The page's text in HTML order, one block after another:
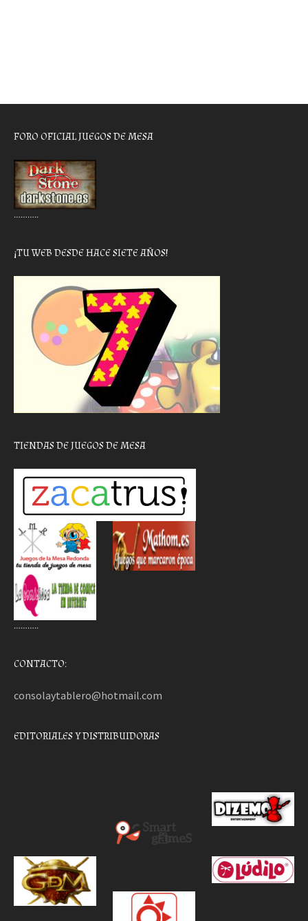
FORO OFICIAL JUEGOS DE MESA
………..
¡TU WEB DESDE HACE SIETE AÑOS!
TIENDAS DE JUEGOS DE MESA
………..
CONTACTO:
consolaytablero@hotmail.com
EDITORIALES Y DISTRIBUIDORAS